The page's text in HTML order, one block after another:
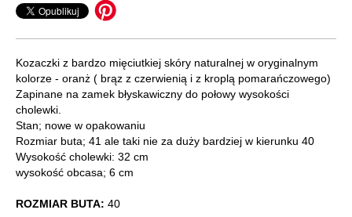
Kozaczki z bardzo mięciutkiej skóry naturalnej w oryginalnym
kolorze - oranż ( brąz z czerwienią i z kroplą pomarańczowego)
Zapinane na zamek błyskawiczny do połowy wysokości
cholewki.
Stan; nowe w opakowaniu
Rozmiar buta; 41 ale taki nie za duży bardziej w kierunku 40
Wysokość cholewki: 32 cm
wysokość obcasa; 6 cm
ROZMIAR BUTA: 40